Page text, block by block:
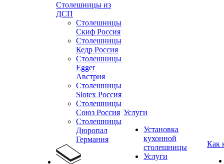
Столешницы из
ДСП
Столешницы
Скиф Россия
Столешницы
Кедр Россия
Столешницы
Egger
Австрия
Столешницы
Slotex Россия
Столешницы
Союз Россия
Столешницы
Дюропал
Германия
Услуги
Установка
кухонной
столешницы
Услуги
Как